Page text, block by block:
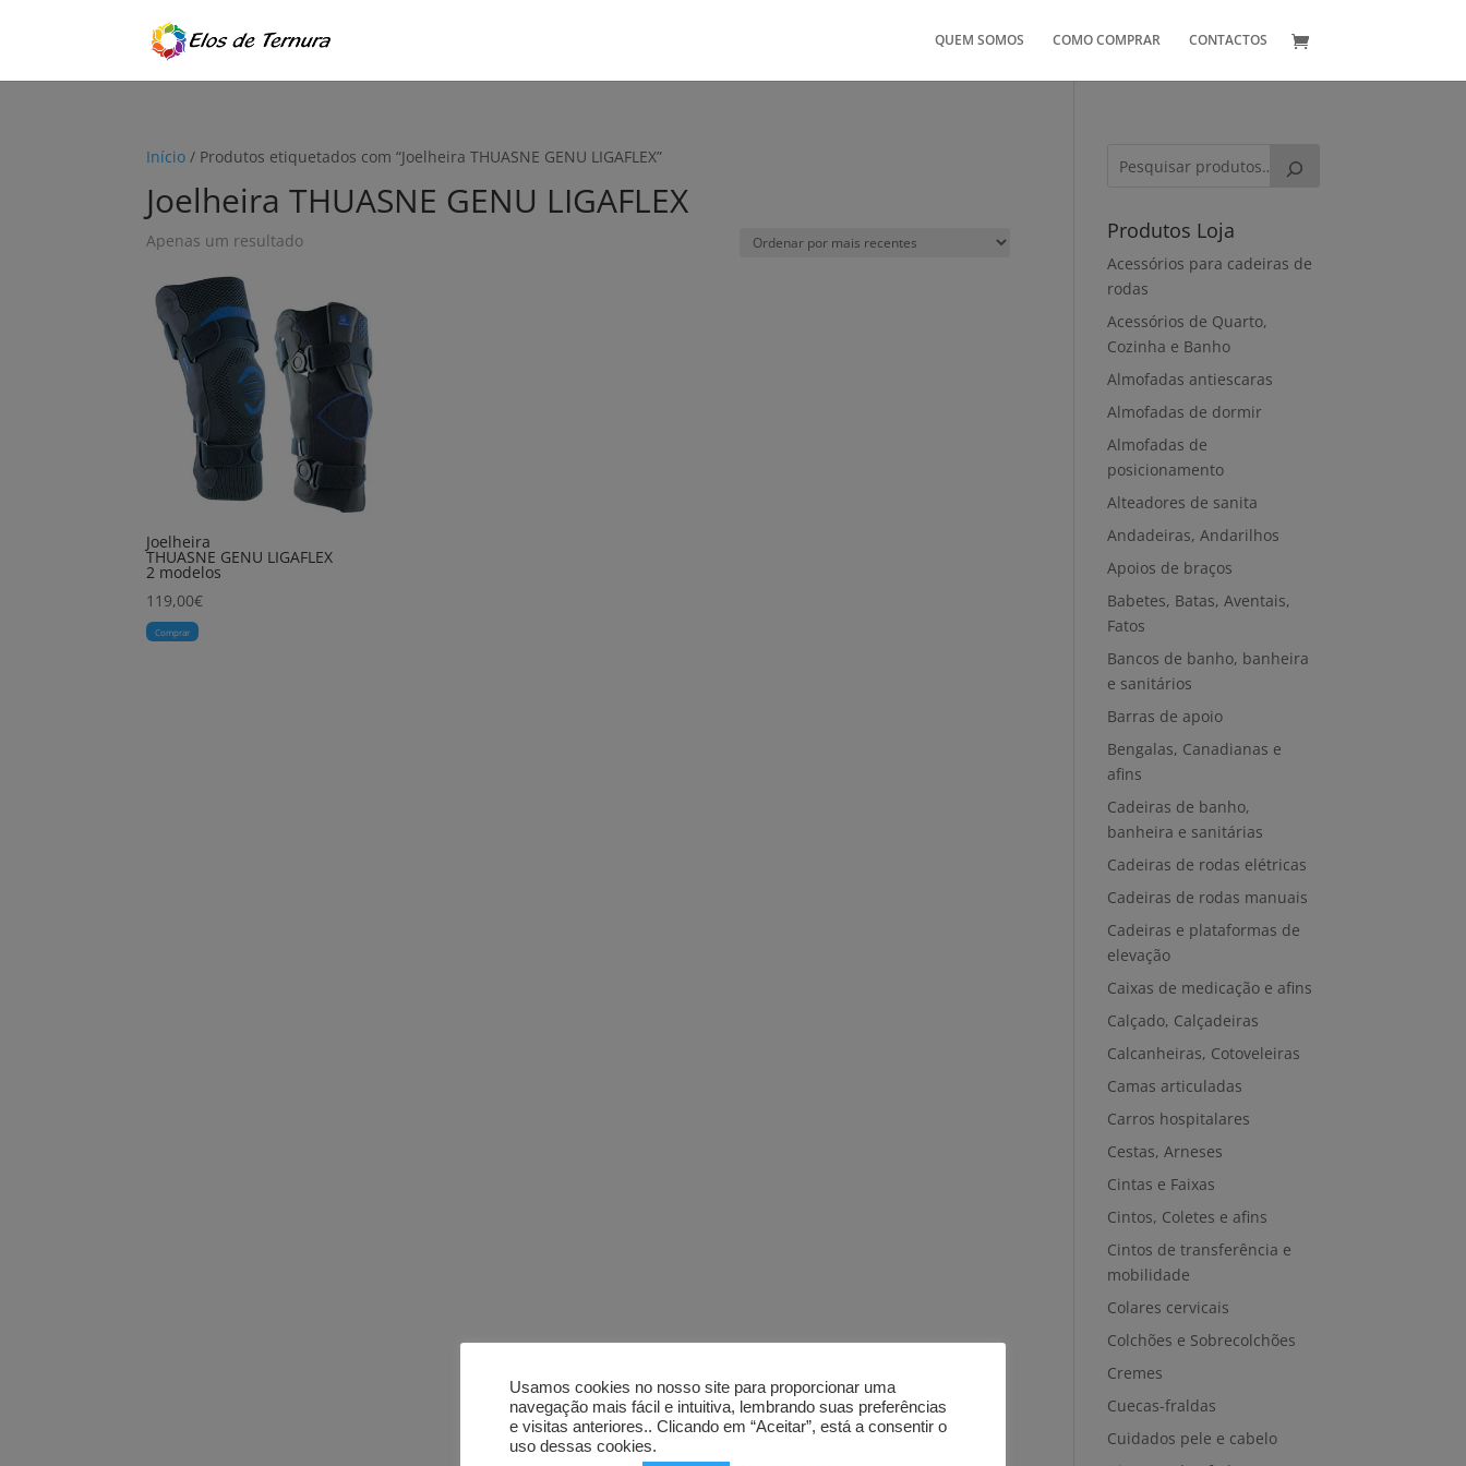
QUEM SOMOS COMO COMPRAR CONTACTOS
Início / Produtos etiquetados com “Joelheira THUASNE GENU LIGAFLEX”
Joelheira THUASNE GENU LIGAFLEX
Apenas um resultado
Joelheira
THUASNE GENU LIGAFLEX
2 modelos
119,00€
Comprar
Produtos Loja
Acessórios para cadeiras de
rodas
Acessórios de Quarto,
Cozinha e Banho
Almofadas antiescaras
Almofadas de dormir
Almofadas de
posicionamento
Alteadores de sanita
Andadeiras, Andarilhos
Apoios de braços
Babetes, Batas, Aventais,
Fatos
Bancos de banho, banheira
e sanitários
Barras de apoio
Bengalas, Canadianas e
afins
Cadeiras de banho,
banheira e sanitárias
Cadeiras de rodas elétricas
Cadeiras de rodas manuais
Cadeiras e plataformas de
elevação
Caixas de medicação e afins
Calçado, Calçadeiras
Calcanheiras, Cotoveleiras
Camas articuladas
Carros hospitalares
Cestas, Arneses
Cintas e Faixas
Cintos, Coletes e afins
Cintos de transferência e
mobilidade
Colares cervicais
Colchões e Sobrecolchões
Cremes
Cuecas-fraldas
Cuidados pele e cabelo
Usamos cookies no nosso site para proporcionar uma
navegação mais fácil e intuitiva, lembrando suas preferências
e visitas anteriores.. Clicando em “Aceitar”, está a consentir o
uso dessas cookies.